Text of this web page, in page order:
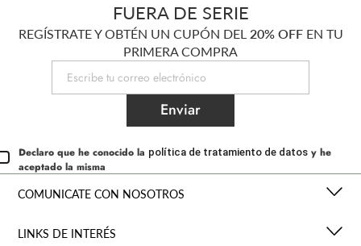
FUERA DE SERIE
REGÍSTRATE Y OBTÉN UN CUPÓN DEL 20% OFFEN TU
PRIMERA COMPRA
Enviar
Declaro que he conocido la política de tratamiento de datos y he
aceptado la misma
COMUNICATE CON NOSOTROS
LINKS DE INTERÉS